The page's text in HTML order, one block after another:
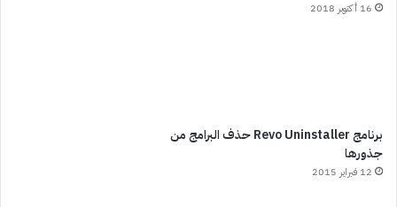
16 أكتوبر 2018
برنامج Revo Uninstaller حذف البرامج من
جذورها
12 فبراير 2015